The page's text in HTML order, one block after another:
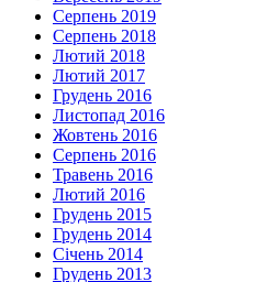
Серпень 2019
Серпень 2018
Лютий 2018
Лютий 2017
Грудень 2016
Листопад 2016
Жовтень 2016
Серпень 2016
Травень 2016
Лютий 2016
Грудень 2015
Грудень 2014
Січень 2014
Грудень 2013